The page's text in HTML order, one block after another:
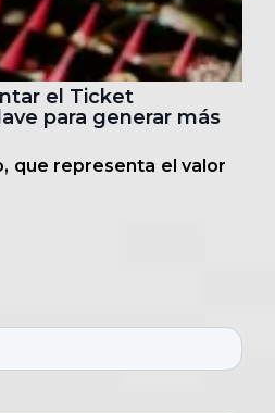
el Ticket
para generar más
que representa el valor